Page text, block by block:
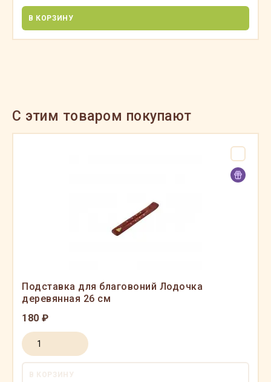
В КОРЗИНУ
C этим товаром покупают
Подставка для благовоний Лодочка
деревянная 26 см
180 ₽
В КОРЗИНУ